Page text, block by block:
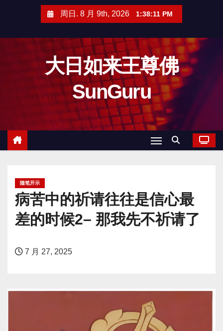
周日. 8 月 9th, 2026 1:38:12 PM
大日如来王尊佛
SunGuru
随笔开示
病苦中的祈请往往是信心最
差的时候2– 那我先不祈请了
7 月 27, 2025